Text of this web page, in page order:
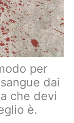
per
dai
che devi
è.